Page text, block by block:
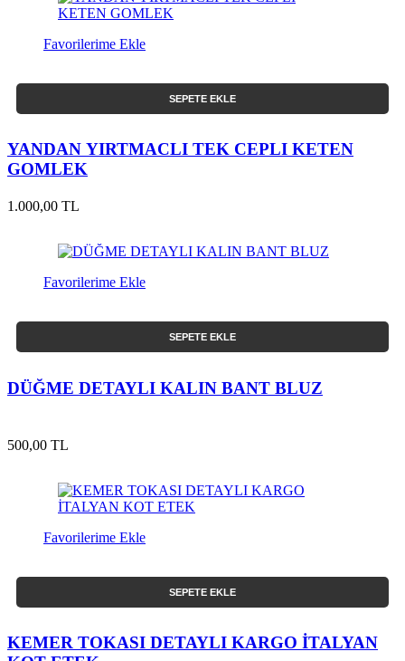
Favorilerime Ekle
SEPETE EKLE
YANDAN YIRTMACLI TEK CEPLI KETEN
GOMLEK
1.000,00 TL
Favorilerime Ekle
SEPETE EKLE
DÜĞME DETAYLI KALIN BANT BLUZ
500,00 TL
Favorilerime Ekle
SEPETE EKLE
KEMER TOKASI DETAYLI KARGO İTALYAN